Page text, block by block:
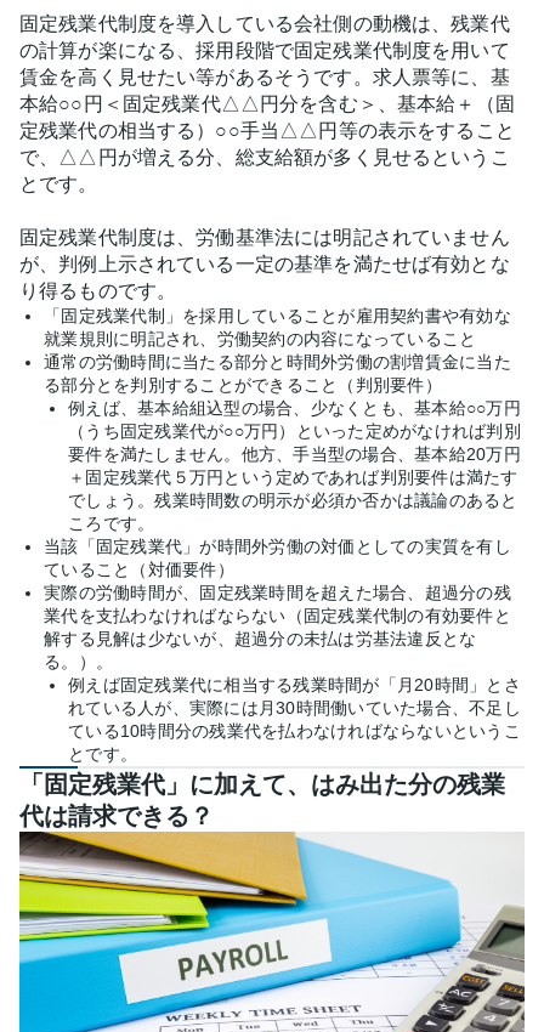
固定残業代制度を導入している会社側の動機は、残業代
の計算が楽になる、採用段階で固定残業代制度を用いて
賃金を高く見せたい等があるそうです。求人票等に、基
本給○○円＜固定残業代△△円分を含む＞、基本給＋（固
定残業代の相当する）○○手当△△円等の表示をすること
で、△△円が増える分、総支給額が多く見せるというこ
とです。
固定残業代制度は、労働基準法には明記されていません
が、判例上示されている一定の基準を満たせば有効とな
り得るものです。
「固定残業代制」を採用していることが雇用契約書や有効な
就業規則に明記され、労働契約の内容になっていること
通常の労働時間に当たる部分と時間外労働の割増賃金に当た
る部分とを判別することができること（判別要件）
例えば、基本給組込型の場合、少なくとも、基本給○○万円
（うち固定残業代が○○万円）といった定めがなければ判別
要件を満たしません。他方、手当型の場合、基本給20万円
＋固定残業代５万円という定めであれば判別要件は満たす
でしょう。残業時間数の明示が必須か否かは議論のあると
ころです。
当該「固定残業代」が時間外労働の対価としての実質を有し
ていること（対価要件）
実際の労働時間が、固定残業時間を超えた場合、超過分の残
業代を支払わなければならない（固定残業代制の有効要件と
解する見解は少ないが、超過分の未払は労基法違反とな
る。）。
例えば固定残業代に相当する残業時間が「月20時間」とさ
れている人が、実際には月30時間働いていた場合、不足し
ている10時間分の残業代を払わなければならないというこ
とです。
「固定残業代」に加えて、はみ出た分の残業
代は請求できる？